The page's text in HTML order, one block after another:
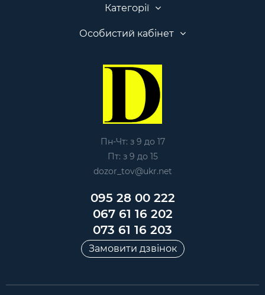
Категорії
Особистий кабінет
Пн-Чт: з 9 до 17
Пт: з 9 до 15
dozor_tov@ukr.net
095 28 00 222
067 61 16 202
073 61 16 203
Замовити дзвінок